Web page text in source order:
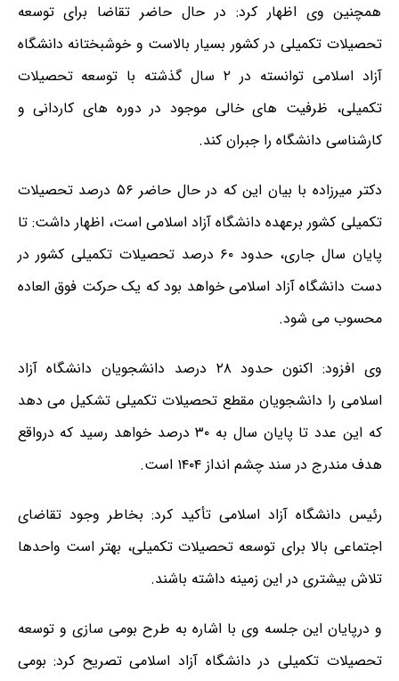
همچنین وی اظهار کرد: در حال حاضر تقاضا برای توسعه
تحصیلات تکمیلی در کشور بسیار بالاست و خوشبختانه دانشگاه
آزاد اسلامی توانسته در ۲ سال گذشته با توسعه تحصیلات
تکمیلی، ظرفیت های خالی موجود در دوره های کاردانی و
کارشناسی دانشگاه را جبران کند.
دکتر میرزاده با بیان این که در حال حاضر ۵۶ درصد تحصیلات
تکمیلی کشور برعهده دانشگاه آزاد اسلامی است، اظهار داشت: تا
پایان سال جاری، حدود ۶۰ درصد تحصیلات تکمیلی کشور در
دست دانشگاه آزاد اسلامی خواهد بود که یک حرکت فوق العاده
محسوب می شود.
وی افزود: اکنون حدود ۲۸ درصد دانشجویان دانشگاه آزاد
اسلامی را دانشجویان مقطع تحصیلات تکمیلی تشکیل می دهد
که این عدد تا پایان سال به ۳۰ درصد خواهد رسید که درواقع
هدف مندرج در سند چشم انداز ۱۴۰۴ است.
رئیس دانشگاه آزاد اسلامی تأکید کرد: بخاطر وجود تقاضای
اجتماعی بالا برای توسعه تحصیلات تکمیلی، بهتر است واحدها
تلاش بیشتری در این زمینه داشته باشند.
و درپایان این جلسه وی با اشاره به طرح بومی سازی و توسعه
تحصیلات تکمیلی در دانشگاه آزاد اسلامی تصریح کرد: بومی